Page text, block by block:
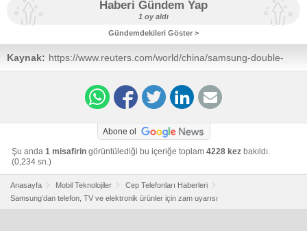
Haberi Gündem Yap
1 oy aldı
Gündemdekileri Göster >
Kaynak: https://www.reuters.com/world/china/samsung-double-
mobile-devices-powered-by-googles-gemini-800-mln-
Abone ol
Şu anda 1 misafirin görüntülediği bu içeriğe toplam 4228 kez bakıldı.
(0,234 sn.)
Anasayfa Mobil Teknolojiler
Cep Telefonları Haberleri
Samsung’dan telefon, TV ve elektronik ürünler için zam uyarısı